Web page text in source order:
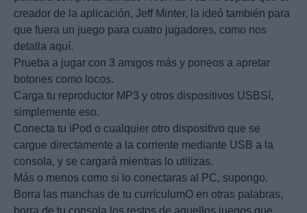
creador de la aplicación, Jeff Minter, la ideó también para
que fuera un juego para cuatro jugadores, como nos
detalla aquí.
Prueba a jugar con 3 amigos más y poneos a apretar
botones como locos.
Carga tu reproductor MP3 y otros dispositivos USBSí,
simplemente eso.
Conecta tu iPod o cualquier otro dispositivo que se
cargue directamente a la corriente mediante USB a la
consola, y se cargará mientras lo utilizas.
Más o menos como si lo conectaras al PC, supongo.
Borra las manchas de tu currículumO en otras palabras,